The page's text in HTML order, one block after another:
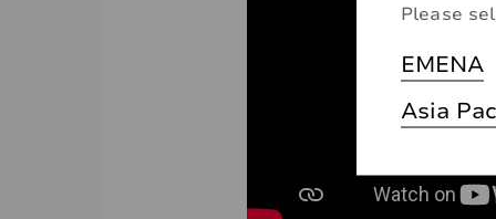
Please
EMENA
Asia